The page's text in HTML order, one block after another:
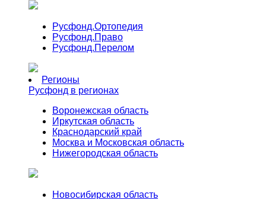
Русфонд.Ортопедия
Русфонд.Право
Русфонд.Перелом
Регионы
Русфонд в регионах
Воронежская область
Иркутская область
Краснодарский край
Москва и Московская область
Нижегородская область
Новосибирская область